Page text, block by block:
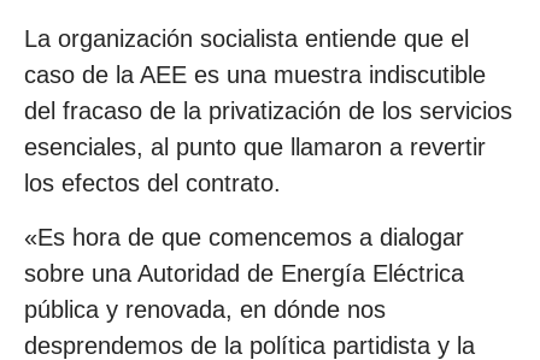
La organización socialista entiende que el
caso de la AEE es una muestra indiscutible
del fracaso de la privatización de los servicios
esenciales, al punto que llamaron a revertir
los efectos del contrato.
«Es hora de que comencemos a dialogar
sobre una Autoridad de Energía Eléctrica
pública y renovada, en dónde nos
desprendemos de la política partidista y la